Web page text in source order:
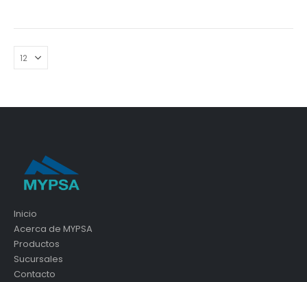
Inicio
Acerca de MYPSA
Productos
Sucursales
Contacto